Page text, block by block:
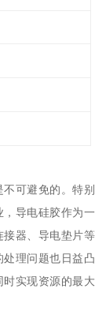
可避免的。特别
导电硅胶作为一
器、导电垫片等
理问题也日益凸
实现资源的最大